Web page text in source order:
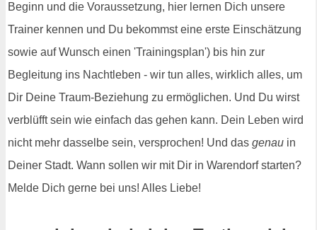
Beginn und die Voraussetzung, hier lernen Dich unsere
Trainer kennen und Du bekommst eine erste Einschätzung
sowie auf Wunsch einen 'Trainingsplan') bis hin zur
Begleitung ins Nachtleben - wir tun alles, wirklich alles, um
Dir Deine Traum-Beziehung zu ermöglichen. Und Du wirst
verblüfft sein wie einfach das gehen kann. Dein Leben wird
nicht mehr dasselbe sein, versprochen! Und das genau in
Deiner Stadt. Wann sollen wir mit Dir in Warendorf starten?
Melde Dich gerne bei uns! Alles Liebe!